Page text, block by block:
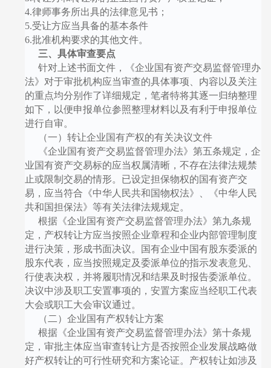
4.律师事务所出具的法律意见书；
5.受让方应当具备的基本条件
6.批准机构要求的其他文件。
三、具体审查要点
针对上述书面文件，《企业国有资产交易监督管理办
法》对于审批机构应当审查的具体事项、内容以及关注
的重点均分别作了详细规定，笔者特将其逐一归纳整理
如下，以便申报单位参照整理材料以及有利于申报单位
进行自审。
（一）转让企业国有产权的有关决议文件
《企业国有资产交易监督管理办法》第五条规定，企
业国有资产交易标的应当权属清晰，不存在法律法规禁
止或限制交易的情形。已设定担保物权的国有资产交
易，应当符合《中华人民共和国物权法》、《中华人民
共和国担保法》等有关法律法规规定。
根据《企业国有资产交易监督管理办法》第九条规
定，产权转让方应当按照企业章程和企业内部管理制度
进行决策，形成书面决议。国有企业中国有股东委派的
股东代表，应当按照规定及委派单位的指示发表意见、
行使表决权，并将履职情况和结果及时报告委派单位。
决议中涉及职工安置事项的，安置方案应当经职工代表
大会或职工大会审议通过。
（二）企业国有产权转让方案
根据《企业国有资产交易监督管理办法》第十条规
定，审批主体应当审查转让方是否按照企业发展战略做
好产权转让的可行性研究和方案论证。产权转让如涉及